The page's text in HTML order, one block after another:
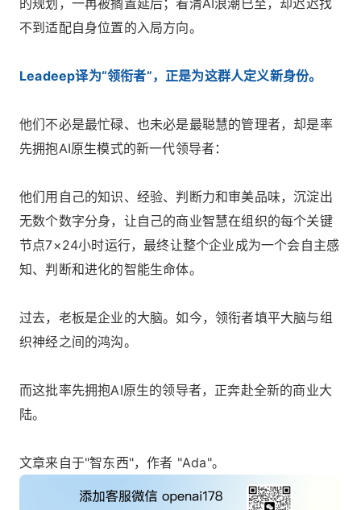
不到适配自身位置的入局方向。
Leadeep译为“领衔者”，正是为这群人定义新身份。
他们不必是最忙碌、也未必是最聪慧的管理者，却是率
先拥抱AI原生模式的新一代领导者：
他们用自己的知识、经验、判断力和审美品味，沉淀出
无数个数字分身，让自己的商业智慧在组织的每个关键
节点7×24小时运行，最终让整个企业成为一个会自主感
知、判断和进化的智能生命体。
过去，老板是企业的大脑。如今，领衔者填平大脑与组
织神经之间的鸿沟。
而这批率先拥抱AI原生的领导者，正奔赴全新的商业大
陆。
文章来自于"智东西"，作者 "Ada"。